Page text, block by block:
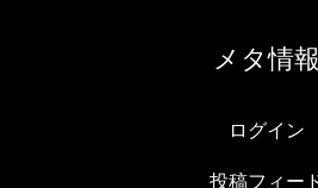
メタ情報
ログイン
投稿フィー